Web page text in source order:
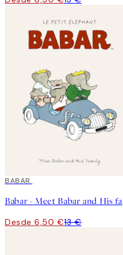
50%*
BABAR
Desde 6,50 €13 €